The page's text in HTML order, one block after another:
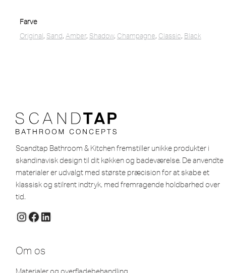
Farve
Original, Sand, Amber, Shadow, Champagne, Classic, Black
Scandtap Bathroom & Kitchen fremstiller unikke produkter i
skandinavisk design til dit køkken og badeværelse. De anvendte
materialer er udvalgt med største præcision for at skabe et
klassisk og stilrent indtryk, med fremragende holdbarhed over
tid.
Om os